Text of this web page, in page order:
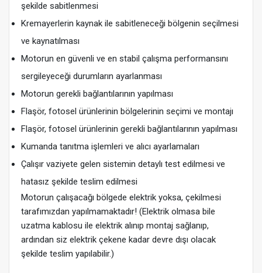
şekilde sabitlenmesi
Kremayerlerin kaynak ile sabitleneceği bölgenin seçilmesi
ve kaynatılması
Motorun en güvenli ve en stabil çalışma performansını
sergileyeceği durumların ayarlanması
Motorun gerekli bağlantılarının yapılması
Flaşör, fotosel ürünlerinin bölgelerinin seçimi ve montajı
Flaşör, fotosel ürünlerinin gerekli bağlantılarının yapılması
Kumanda tanıtma işlemleri ve alıcı ayarlamaları
Çalışır vaziyete gelen sistemin detaylı test edilmesi ve
hatasız şekilde teslim edilmesi
Motorun çalışacağı bölgede elektrik yoksa, çekilmesi
tarafımızdan yapılmamaktadır! (Elektrik olmasa bile
uzatma kablosu ile elektrik alınıp montaj sağlanıp,
ardından siz elektrik çekene kadar devre dışı olacak
şekilde teslim yapılabilir.)